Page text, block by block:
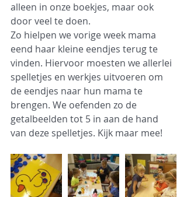
alleen in onze boekjes, maar ook
door veel te doen.
Zo hielpen we vorige week mama
eend haar kleine eendjes terug te
vinden. Hiervoor moesten we allerlei
spelletjes en werkjes uitvoeren om
de eendjes naar hun mama te
brengen. We oefenden zo de
getalbeelden tot 5 in aan de hand
van deze spelletjes. Kijk maar mee!